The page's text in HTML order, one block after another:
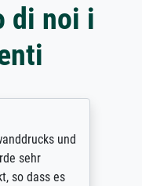
di noi i
und
sehr
so dass es